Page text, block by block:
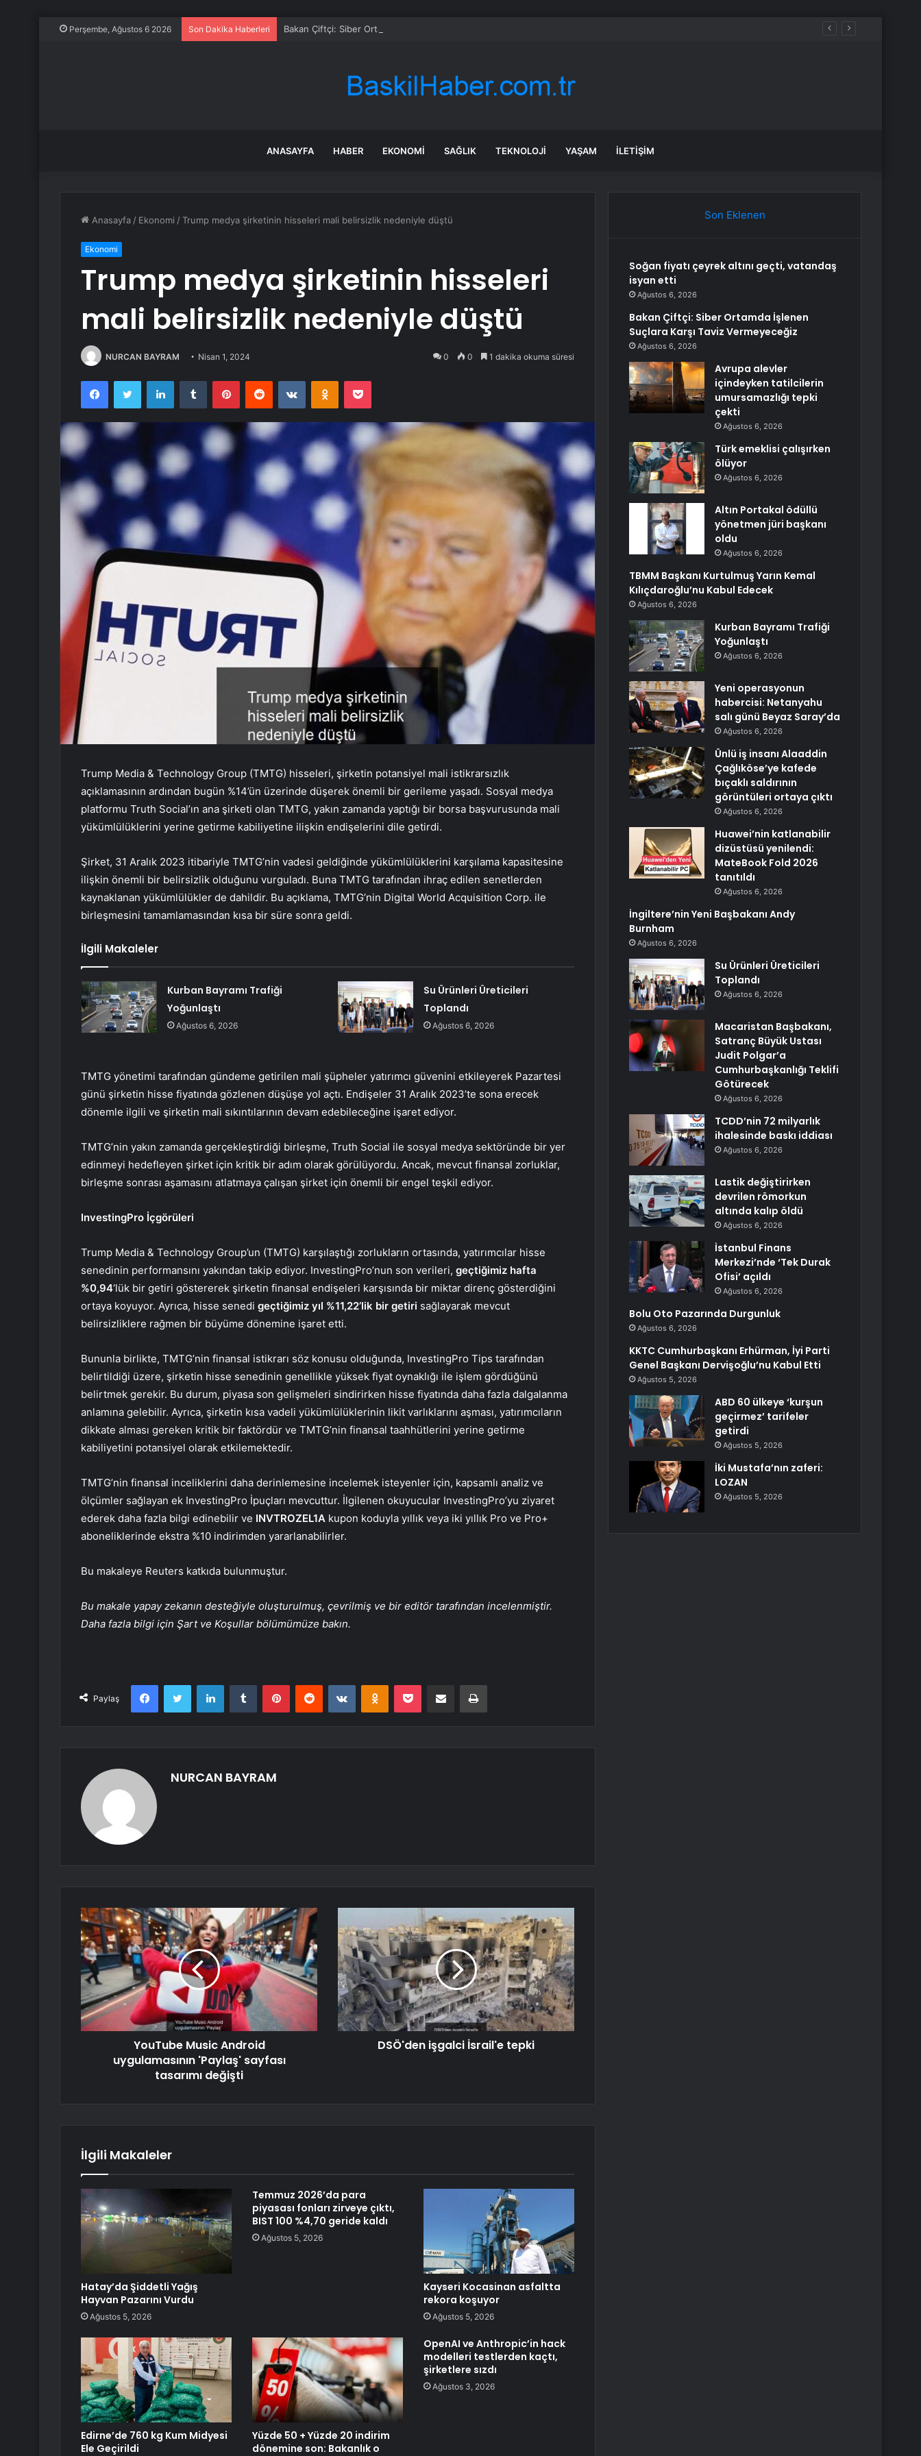
Perşembe, Ağustos 6 2026 Son Dakika Haberleri Bakan Çiftçi: Siber Ortamda İşlenen Suçlara Karşı Taviz Vermeyeceğiz
ANASAYFA HABER EKONOMI SAĞLIK TEKNOLOJI YAŞAM İLETIŞIM
Anasayfa / Ekonomi /Trump medya şirketinin hisseleri mali belirsizlik nedeniyle düştü
Ekonomi
Trump medya şirketinin hisseleri
mali belirsizlik nedeniyle düştü
NURCAN BAYRAM Nisan 1, 2024 0 0 1 dakika okuma süresi
FacebookTwitter LinkedInTumblr PinterestReddit VKontakteOdnoklassniki
Pocket
Trump Media & Technology Group (TMTG) hisseleri, şirketin potansiyel mali istikrarsızlık
açıklamasının ardından bugün %14’ün üzerinde düşerek önemli bir gerileme yaşadı. Sosyal medya
platformu Truth Social’ın ana şirketi olan TMTG, yakın zamanda yaptığı bir borsa başvurusunda mali
yükümlülüklerini yerine getirme kabiliyetine ilişkin endişelerini dile getirdi.
Şirket, 31 Aralık 2023 itibariyle TMTG’nin vadesi geldiğinde yükümlülüklerini karşılama kapasitesine
ilişkin önemli bir belirsizlik olduğunu vurguladı. Buna TMTG tarafından ihraç edilen senetlerden
kaynaklanan yükümlülükler de dahildir. Bu açıklama, TMTG’nin Digital World Acquisition Corp. ile
birleşmesini tamamlamasından kısa bir süre sonra geldi.
İlgili Makaleler
Kurban Bayramı Trafiği
Yoğunlaştı
Ağustos 6, 2026
Su Ürünleri Üreticileri
Toplandı
Ağustos 6, 2026
TMTG yönetimi tarafından gündeme getirilen mali şüpheler yatırımcı güvenini etkileyerek Pazartesi
günü şirketin hisse fiyatında gözlenen düşüşe yol açtı. Endişeler 31 Aralık 2023’te sona erecek
dönemle ilgili ve şirketin mali sıkıntılarının devam edebileceğine işaret ediyor.
TMTG’nin yakın zamanda gerçekleştirdiği birleşme, Truth Social ile sosyal medya sektöründe bir yer
edinmeyi hedefleyen şirket için kritik bir adım olarak görülüyordu. Ancak, mevcut finansal zorluklar,
birleşme sonrası aşamasını atlatmaya çalışan şirket için önemli bir engel teşkil ediyor.
InvestingPro İçgörüleri
Trump Media & Technology Group’un (TMTG) karşılaştığı zorlukların ortasında, yatırımcılar hisse
senedinin performansını yakından takip ediyor. InvestingPro’nun son verileri, geçtiğimiz hafta
%0,94‘lük bir getiri göstererek şirketin finansal endişeleri karşısında bir miktar direnç gösterdiğini
ortaya koyuyor. Ayrıca, hisse senedi geçtiğimiz yıl %11,22’lik bir getiri sağlayarak mevcut
belirsizliklere rağmen bir büyüme dönemine işaret etti.
Bununla birlikte, TMTG’nin finansal istikrarı söz konusu olduğunda, InvestingPro Tips tarafından
belirtildiği üzere, şirketin hisse senedinin genellikle yüksek fiyat oynaklığı ile işlem gördüğünü
belirtmek gerekir. Bu durum, piyasa son gelişmeleri sindirirken hisse fiyatında daha fazla dalgalanma
anlamına gelebilir. Ayrıca, şirketin kısa vadeli yükümlülüklerinin likit varlıklarını aşması, yatırımcıların
dikkate alması gereken kritik bir faktördür ve TMTG’nin finansal taahhütlerini yerine getirme
kabiliyetini potansiyel olarak etkilemektedir.
TMTG’nin finansal inceliklerini daha derinlemesine incelemek isteyenler için, kapsamlı analiz ve
ölçümler sağlayan ek InvestingPro İpuçları mevcuttur. İlgilenen okuyucular InvestingPro’yu ziyaret
ederek daha fazla bilgi edinebilir ve INVTROZEL1A kupon koduyla yıllık veya iki yıllık Pro ve Pro+
aboneliklerinde ekstra %10 indirimden yararlanabilirler.
Bu makaleye Reuters katkıda bulunmuştur.
Bu makale yapay zekanın desteğiyle oluşturulmuş, çevrilmiş ve bir editör tarafından incelenmiştir.
Daha fazla bilgi için Şart ve Koşullar bölümümüze bakın.
Paylaş
FacebookTwitter LinkedInTumblr PinterestReddit VKontakteOdnoklassniki
Pocket E-Posta ile paylaş Yazdır
NURCAN BAYRAM
YouTube Music Android
uygulamasının 'Paylaş' sayfası
tasarımı değişti
DSÖ'den işgalci İsrail'e tepki
İlgili Makaleler
Hatay’da Şiddetli Yağış
Hayvan Pazarını Vurdu
Ağustos 5, 2026
Temmuz 2026’da para
piyasası fonları zirveye çıktı,
BIST 100 %4,70 geride kaldı
Ağustos 5, 2026
Kayseri Kocasinan asfaltta
rekora koşuyor
Ağustos 5, 2026
Edirne’de 760 kg Kum Midyesi
Ele Geçirildi
Yüzde 50 + Yüzde 20 indirim
dönemine son: Bakanlık o
OpenAI ve Anthropic’in hack
modelleri testlerden kaçtı,
şirketlere sızdı
Ağustos 3, 2026
Son Eklenen
Soğan fiyatı çeyrek altını geçti, vatandaş
isyan etti
Ağustos 6, 2026
Bakan Çiftçi: Siber Ortamda İşlenen
Suçlara Karşı Taviz Vermeyeceğiz
Ağustos 6, 2026
Avrupa alevler
içindeyken tatilcilerin
umursamazlığı tepki
çekti
Ağustos 6, 2026
Türk emeklisi çalışırken
ölüyor
Ağustos 6, 2026
Altın Portakal ödüllü
yönetmen jüri başkanı
oldu
Ağustos 6, 2026
TBMM Başkanı Kurtulmuş Yarın Kemal
Kılıçdaroğlu’nu Kabul Edecek
Ağustos 6, 2026
Kurban Bayramı Trafiği
Yoğunlaştı
Ağustos 6, 2026
Yeni operasyonun
habercisi: Netanyahu
salı günü Beyaz Saray’da
Ağustos 6, 2026
Ünlü iş insanı Alaaddin
Çağlıköse’ye kafede
bıçaklı saldırının
görüntüleri ortaya çıktı
Ağustos 6, 2026
Huawei’nin katlanabilir
dizüstüsü yenilendi:
MateBook Fold 2026
tanıtıldı
Ağustos 6, 2026
İngiltere’nin Yeni Başbakanı Andy
Burnham
Ağustos 6, 2026
Su Ürünleri Üreticileri
Toplandı
Ağustos 6, 2026
Macaristan Başbakanı,
Satranç Büyük Ustası
Judit Polgar’a
Cumhurbaşkanlığı Teklifi
Götürecek
Ağustos 6, 2026
TCDD’nin 72 milyarlık
ihalesinde baskı iddiası
Ağustos 6, 2026
Lastik değiştirirken
devrilen römorkun
altında kalıp öldü
Ağustos 6, 2026
İstanbul Finans
Merkezi’nde ‘Tek Durak
Ofisi’ açıldı
Ağustos 6, 2026
Bolu Oto Pazarında Durgunluk
Ağustos 6, 2026
KKTC Cumhurbaşkanı Erhürman, İyi Parti
Genel Başkanı Dervişoğlu’nu Kabul Etti
Ağustos 5, 2026
ABD 60 ülkeye ‘kurşun
geçirmez’ tarifeler
getirdi
Ağustos 5, 2026
İki Mustafa’nın zaferi:
LOZAN
Ağustos 5, 2026